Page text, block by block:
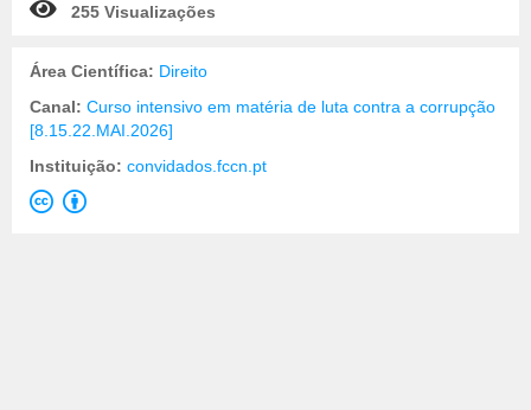
255 Visualizações
Área Científica: Direito
Canal: Curso intensivo em matéria de luta contra a corrupção
[8.15.22.MAI.2026]
Instituição: convidados.fccn.pt